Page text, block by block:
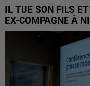
IL TUE SON FILS
EX-COMPAGNE À